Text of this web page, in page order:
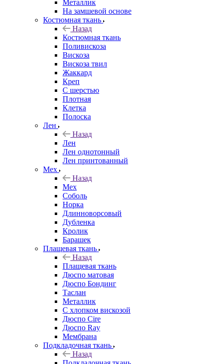
Металлик
На замшевой основе
Костюмная ткань
Назад
Костюмная ткань
Поливискоза
Вискоза
Вискоза твил
Жаккард
Креп
С шерстью
Плотная
Клетка
Полоска
Лен
Назад
Лен
Лен однотонный
Лен принтованный
Мех
Назад
Мех
Соболь
Норка
Длинноворсовый
Дубленка
Кролик
Барашек
Плащевая ткань
Назад
Плащевая ткань
Дюспо матовая
Дюспо Бондинг
Таслан
Металлик
С хлопком вискозой
Дюспо Cire
Дюспо Ray
Мембрана
Подкладочная ткань
Назад